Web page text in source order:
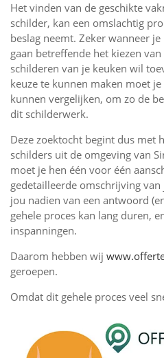
Het vinden van de geschikte
schilder, kan een omslachtig
beslag neemt. Zeker wanneer
gaan betreffende het kiezen
schilderen van je keuken wil
keuze te kunnen maken moet
kunnen vergelijken, om zo de
dit schilderwerk.
Deze zoektocht begint dus met
schilders uit de omgeving van
moet je hen één voor één
gedetailleerde omschrijving
jou nadien van een antwoord
gehele proces kan lang duren,
inspanningen.
Daarom hebben wij
geroepen.
Omdat dit gehele proces veel